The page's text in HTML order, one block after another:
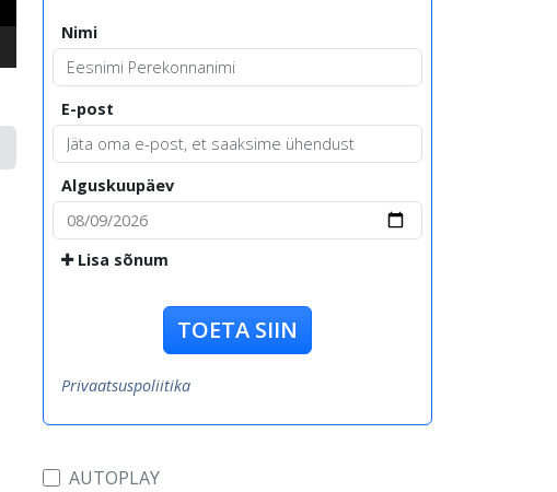
Nimi
E-post
Alguskuupäev
Lisa sõnum
TOETA SIIN
Privaatsuspoliitika
AUTOPLAY